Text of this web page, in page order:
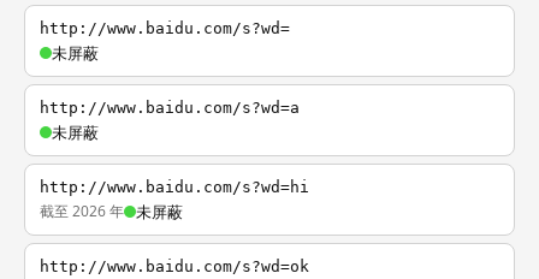
http://www.baidu.com/s?wd=
未屏蔽
http://www.baidu.com/s?wd=a
未屏蔽
http://www.baidu.com/s?wd=hi
截至 2026 年 未屏蔽
http://www.baidu.com/s?wd=ok